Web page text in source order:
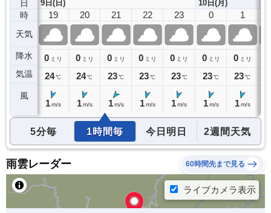
日
時
天気
降水
気温
風
9日(日)
18
0ミリ
24℃
19
0 ミリ
24℃
1 m/s
20
0 ミリ
24℃
1 m/s
21
0 ミリ
23℃
1 m/s
22
0 ミリ
23℃
1 m/s
23
0 ミリ
23 ℃
1m/s
10日(月)
0
0 ミリ
23℃
1 m/s
1
0 ミリ
23℃
1 m/s
5分毎 1時間毎 今日明日 2週間天気
雨雲レーダー 60時間先まで見る